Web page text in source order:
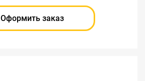
Оформить заказ